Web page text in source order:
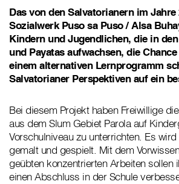
Das von den Salvatorianern im Jahre
Sozialwerk Puso sa Puso / Alsa
Kindern und Jugendlichen, die in
und Payatas aufwachsen, die
einem alternativen Lernprogramm
Salvatorianer Perspektiven auf ein
Bei diesem Projekt haben Freiwillige
aus dem Slum Gebiet Parola auf
Vorschulniveau zu unterrichten. Es
gemalt und gespielt. Mit dem
geübten konzentrierten Arbeiten sollen
einen Abschluss in der Schule